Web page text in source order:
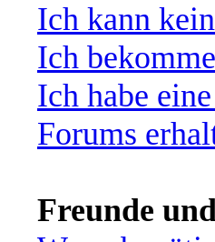
Ich kann
Ich
Ich habe
Forums
Freunde